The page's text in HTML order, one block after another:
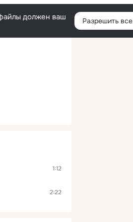
Войти
должен ваш Разрешить все
1:12
2:22